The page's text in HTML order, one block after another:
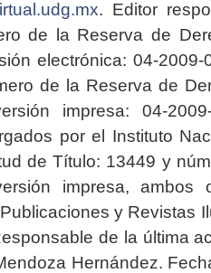
. Editor
de la Reserva de
electrónica: 04-2009-
de la Reserva de
impresa: 04-2009-
por el Instituto
de Título: 13449 y
impresa, ambos
y Revistas
de la última
Hernández.